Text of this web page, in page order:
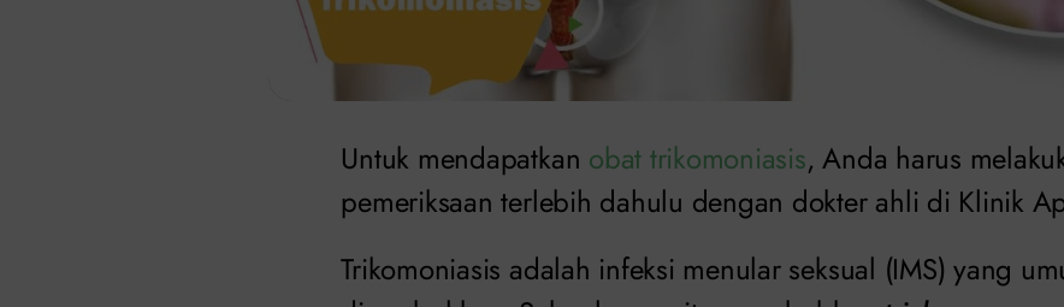
Untuk mendapatkan obat trikomoniasis, Anda harus
pemeriksaan terlebih dahulu dengan dokter ahli di Klinik
Trikomoniasis adalah infeksi menular seksual (IMS) yang